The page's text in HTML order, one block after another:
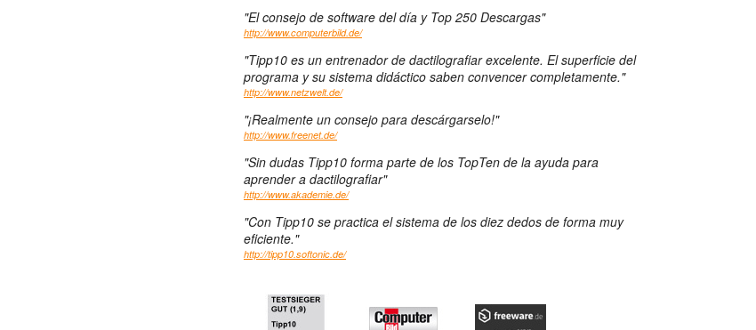
"El consejo de software del día y Top 250 Descargas"
http://www.computerbild.de/
"Tipp10 es un entrenador de dactilografiar excelente. El superficie del
programa y su sistema didáctico saben convencer completamente."
http://www.netzwelt.de/
"¡Realmente un consejo para descárgarselo!"
http://www.freenet.de/
"Sin dudas Tipp10 forma parte de los TopTen de la ayuda para
aprender a dactilografiar"
http://www.akademie.de/
"Con Tipp10 se practica el sistema de los diez dedos de forma muy
eficiente."
http://tipp10.softonic.de/